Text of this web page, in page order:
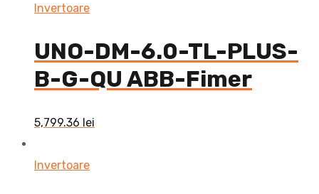
Invertoare
UNO-DM-6.0-TL-PLUS-
B-G-QU ABB-Fimer
5,799.36 lei
Invertoare